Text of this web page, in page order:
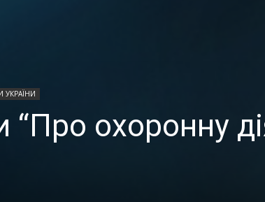
УКРАЇНИ
“Про охоронну